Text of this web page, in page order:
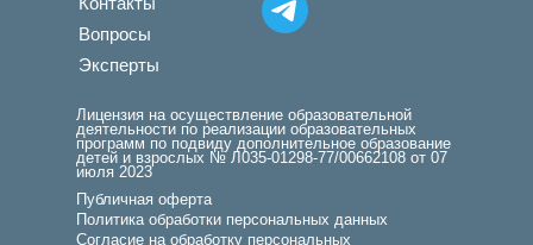
Вопросы
Эксперты
Лицензия на осуществление образовательной
деятельности по реализации образовательных
программ по подвиду дополнительное образование
детей и взрослых № Л035-01298-77/00662108 от 07
июля 2023
Публичная оферта
Политика обработки персональных данных
Согласие на обработку персональных